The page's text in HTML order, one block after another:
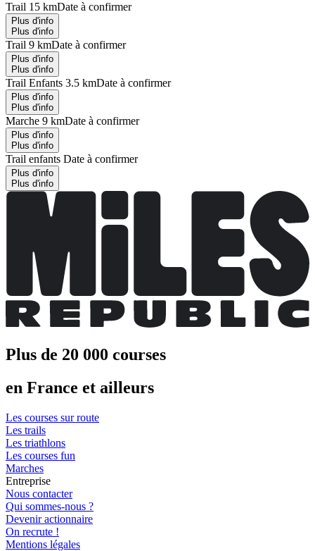
Trail 15 kmDate à confirmer
Plus d'info
Plus d'info
Trail 9 kmDate à confirmer
Plus d'info
Plus d'info
Trail Enfants 3.5 kmDate à confirmer
Plus d'info
Plus d'info
Marche 9 kmDate à confirmer
Plus d'info
Plus d'info
Trail enfants Date à confirmer
Plus d'info
Plus d'info
Plus de 20 000 courses
en France et ailleurs
Les courses sur route
Les trails
Les triathlons
Les courses fun
Marches
Entreprise
Nous contacter
Qui sommes-nous ?
Devenir actionnaire
On recrute !
Mentions légales